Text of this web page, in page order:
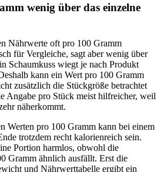
wenig über das einzelne
Nährwerte oft pro 100 Gramm
für Vergleiche, sagt aber wenig über
Schaumkuss wiegt je nach Produkt
kann ein Wert pro 100 Gramm
zusätzlich die Stückgröße betrachtet
Angabe pro Stück meist hilfreicher, weil
näherkommt.
Werten pro 100 Gramm kann bei einem
trotzdem recht kalorienreich sein.
Portion harmlos, obwohl die
Gramm ähnlich ausfällt. Erst die
und Nährwerttabelle ergibt ein